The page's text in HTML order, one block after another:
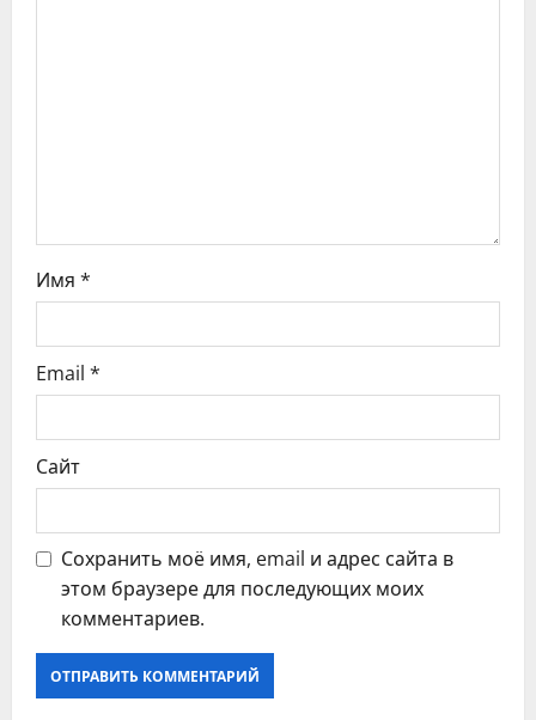
и
с
я
м
Имя *
Email *
Сайт
Сохранить моё имя, email и адрес сайта в
этом браузере для последующих моих
комментариев.